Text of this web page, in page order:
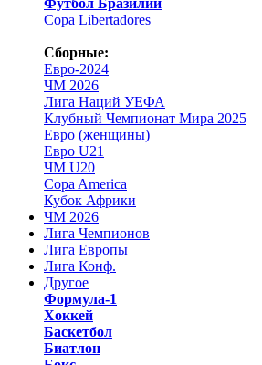
Copa Libertadores
Сборные:
Евро-2024
ЧМ 2026
Лига Наций УЕФА
Клубный Чемпионат Мира 2025
Евро (женщины)
Евро U21
ЧМ U20
Copa America
Кубок Африки
ЧМ 2026
Лига Чемпионов
Лига Европы
Лига Конф.
Другое
Формула-1
Хоккей
Баскетбол
Биатлон